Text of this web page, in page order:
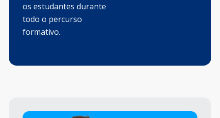
os estudantes durante
todo o percurso
formativo.